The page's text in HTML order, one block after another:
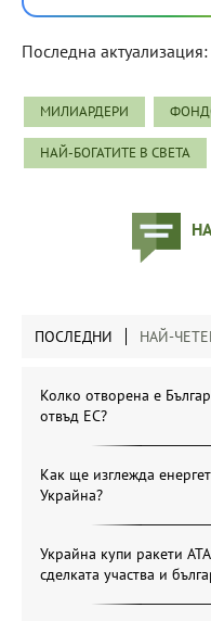
Последна актуализация:
МИЛИАРДЕРИ
НАЙ-БОГАТИТЕ В СВЕТА
ПОСЛЕДНИ НАЙ-
Колко отворена е
отвъд ЕС?
Как ще изглежда
Украйна?
Украйна купи ракети
сделката участва и